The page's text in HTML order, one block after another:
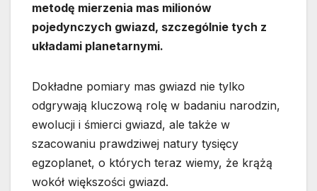
metodę mierzenia mas milionów
pojedynczych gwiazd, szczególnie tych z
układami planetarnymi.
Dokładne pomiary mas gwiazd nie tylko
odgrywają kluczową rolę w badaniu narodzin,
ewolucji i śmierci gwiazd, ale także w
szacowaniu prawdziwej natury tysięcy
egzoplanet, o których teraz wiemy, że krążą
wokół większości gwiazd.